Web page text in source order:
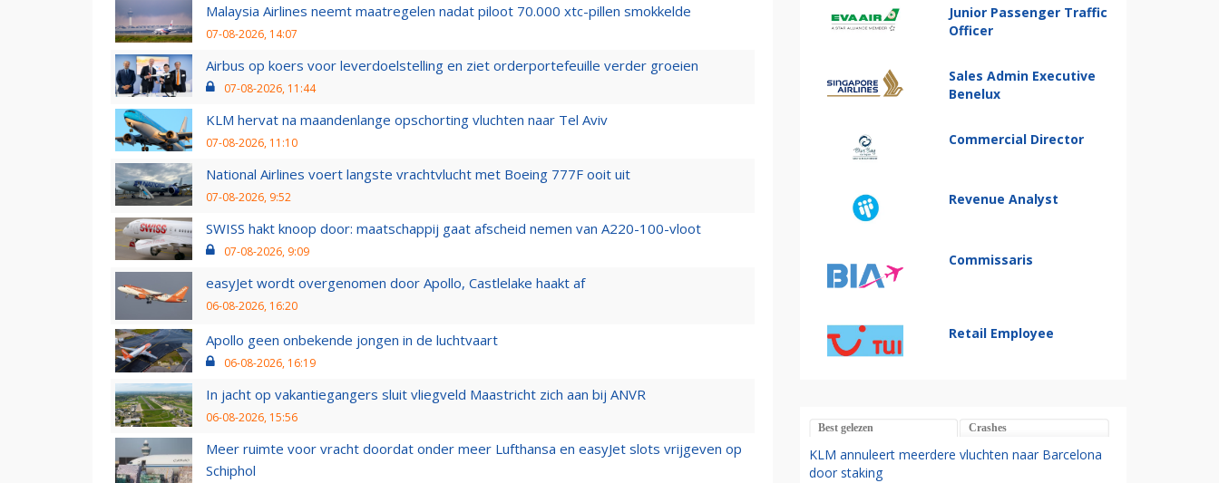
Malaysia Airlines neemt maatregelen nadat piloot 70.000 xtc-pillen smokkelde
07-08-2026, 14:07
Airbus op koers voor leverdoelstelling en ziet orderportefeuille verder groeien
07-08-2026, 11:44
KLM hervat na maandenlange opschorting vluchten naar Tel Aviv
07-08-2026, 11:10
National Airlines voert langste vrachtvlucht met Boeing 777F ooit uit
07-08-2026, 9:52
SWISS hakt knoop door: maatschappij gaat afscheid nemen van A220-100-vloot
07-08-2026, 9:09
easyJet wordt overgenomen door Apollo, Castlelake haakt af
06-08-2026, 16:20
Apollo geen onbekende jongen in de luchtvaart
06-08-2026, 16:19
In jacht op vakantiegangers sluit vliegveld Maastricht zich aan bij ANVR
06-08-2026, 15:56
Meer ruimte voor vracht doordat onder meer Lufthansa en easyJet slots vrijgeven op
Schiphol
Junior Passenger Traffic
Officer
Sales Admin Executive
Benelux
Commercial Director
Revenue Analyst
Commissaris
Retail Employee
Best gelezen Crashes
KLM annuleert meerdere vluchten naar Barcelona
door staking